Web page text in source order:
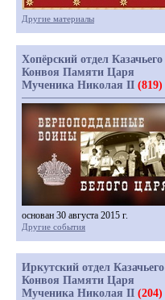
Другие материалы
Хопёрский отдел Казачьего
Конвоя Памяти Царя
Мученика Николая II (819)
основан 30 августа 2015 г.
Другие события
Иркутский отдел Казачьего
Конвоя Памяти Царя
Мученика Николая II (204)